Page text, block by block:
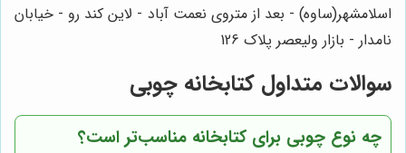
اسلامشهر(ساوه) - بعد از متروی نعمت آباد - لاین کند رو - خیابان
نامدار - بازار ولیعصر پلاک 126
سوالات متداول کتابخانه چوبی
چه نوع چوبی برای کتابخانه مناسب‌تر است؟